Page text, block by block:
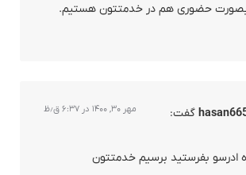
بصورت حضوری هم در خدمتتون هستیم.
گفت: مهر ۳۰, ۱۴۰۰ در ۶:۳۷ ق٫ظ
ادرسو بفرستید برسیم خدمتتون